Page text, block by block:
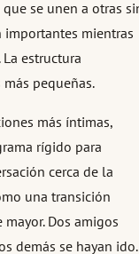
se unen a otras
importantes mientras
estructura
pequeñas.
más íntimas,
rígido para
cerca de la
una transición
Dos amigos
demás se hayan ido.